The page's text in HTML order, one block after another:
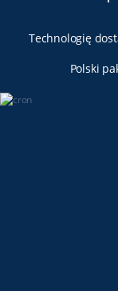
Technologię
Polski